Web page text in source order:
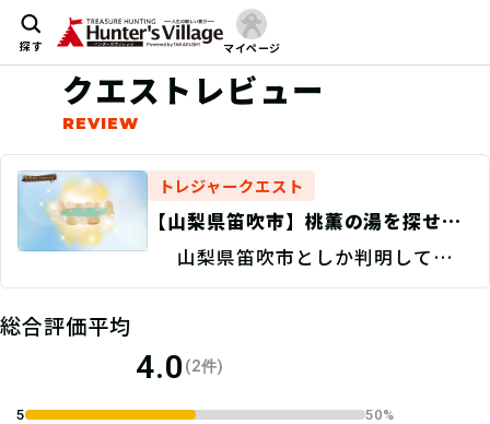
探す マイページ
クエストレビュー
トレジャークエスト
【山梨県笛吹市】桃薫の湯を探せ！/
現地捜索 Discovery
山梨県笛吹市としか判明していな
い。
総合評価平均
4.0 (2件)
5
50%